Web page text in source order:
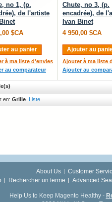
no 1, (p.
de l'artiste
$CA
au panier
à ma liste d'envies
au comparateur
Chute, no 3, (p.
encadrée), de
Ivan Binet
4 950,00 $CA
Ajouter au
Ajouter à ma liste
Ajouter au
en: Grille Liste
About Us Customer
Rechercher un terme Advanced
Help Us to Keep Magento Healthy -